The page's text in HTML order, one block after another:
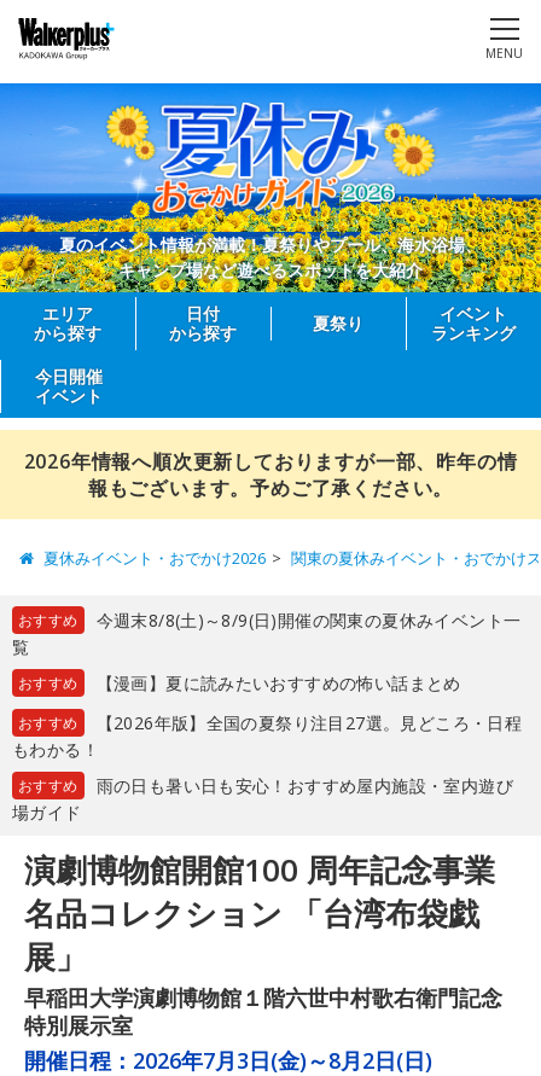
MENU
夏のイベント情報が満載！夏祭りやプール、海水浴場、
キャンプ場など遊べるスポットを大紹介
エリア
から探す
日付
から探す
夏祭り
イベント
ランキング
今日開催
イベント
2026年情報へ順次更新しておりますが一部、昨年の情
報もございます。予めご了承ください。
夏休みイベント・おでかけ2026 関東の夏休みイベント・おでかけ
おすすめ
今週末8/8(土)～8/9(日)開催の関東の夏休みイベント一
覧
おすすめ 【漫画】夏に読みたいおすすめの怖い話まとめ
おすすめ
【2026年版】全国の夏祭り注目27選。見どころ・日程
もわかる！
おすすめ
雨の日も暑い日も安心！おすすめ屋内施設・室内遊び
場ガイド
演劇博物館開館100 周年記念事業
名品コレクション 「台湾布袋戯
展」
早稲田大学演劇博物館１階六世中村歌右衛門記念
特別展示室
開催日程： 2026年7月3日(金)～8月2日(日)